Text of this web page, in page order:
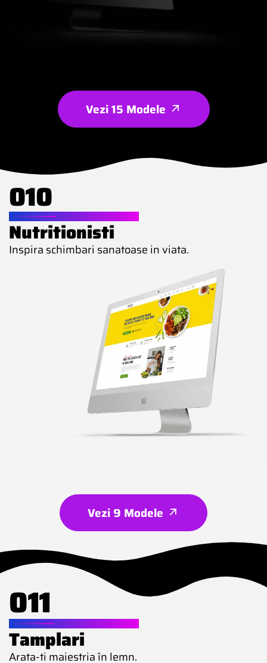
Vezi 15 Modele
010 WEBSITE PENTRU
Nutritionisti
Inspira schimbari sanatoase in viata.
Vezi 9 Modele
011 WEBSITE PENTRU
Tamplari
Arata-ti maiestria în lemn.